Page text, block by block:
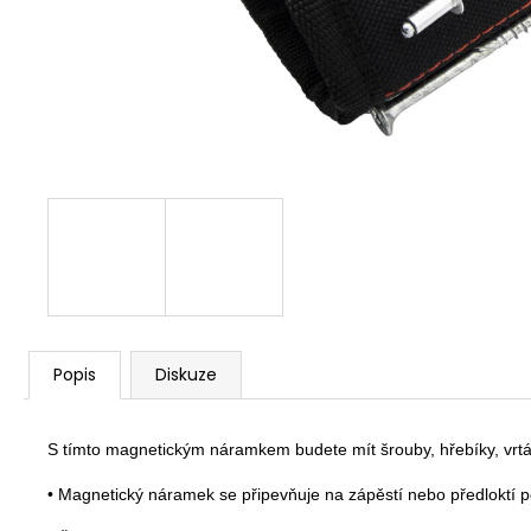
Popis Diskuze
S tímto magnetickým náramkem budete mít šrouby, hřebíky,
• Magnetický náramek se připevňuje na zápěstí nebo